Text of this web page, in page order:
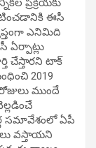
ప్రక్రియకు
ఈసీ
ఎనిమిది
ఏర్పాట్లు
చేస్తారని టాక్
2019
ముందే
సమావేశంలో ఏపీ
వస్తాయని